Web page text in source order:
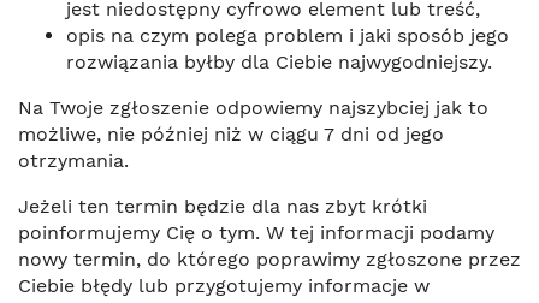
jest niedostępny cyfrowo element lub treść,
opis na czym polega problem i jaki sposób jego
rozwiązania byłby dla Ciebie najwygodniejszy.
Na Twoje zgłoszenie odpowiemy najszybciej jak to
możliwe, nie później niż w ciągu 7 dni od jego
otrzymania.
Jeżeli ten termin będzie dla nas zbyt krótki
poinformujemy Cię o tym. W tej informacji podamy
nowy termin, do którego poprawimy zgłoszone przez
Ciebie błędy lub przygotujemy informacje w